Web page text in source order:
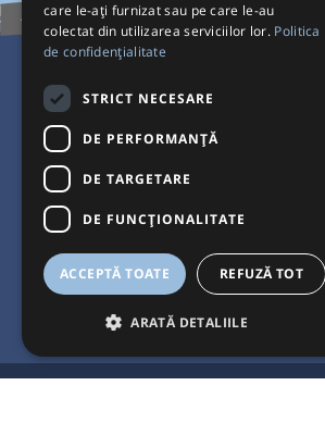
Pentru Călători
Pentru Transportatori
Interacționăm
care le-ați furnizat sau pe care le-au
colectat din utilizarea serviciilor lor. Politica
de confidențialitate
STRICT NECESARE
DE PERFORMANȚĂ
DE TARGETARE
DE FUNCŢIONALITATE
ACCEPTĂ TOATE REFUZĂ TOT
ARATĂ DETALIILE